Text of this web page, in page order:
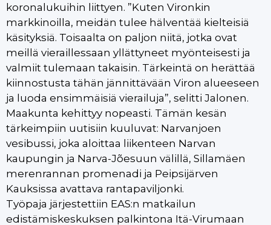
koronalukuihin liittyen. ”Kuten Vironkin
markkinoilla, meidän tulee hälventää kielteisiä
käsityksiä. Toisaalta on paljon niitä, jotka ovat
meillä vieraillessaan yllättyneet myönteisesti ja
valmiit tulemaan takaisin. Tärkeintä on herättää
kiinnostusta tähän jännittävään Viron alueeseen
ja luoda ensimmäisiä vierailuja”, selitti Jalonen.
Maakunta kehittyy nopeasti. Tämän kesän
tärkeimpiin uutisiin kuuluvat: Narvanjoen
vesibussi, joka aloittaa liikenteen Narvan
kaupungin ja Narva-Jõesuun välillä, Sillamäen
merenrannan promenadi ja Peipsijärven
Kauksissa avattava rantapaviljonki.
Työpaja järjestettiin EAS:n matkailun
edistämiskeskuksen palkintona Itä-Virumaan